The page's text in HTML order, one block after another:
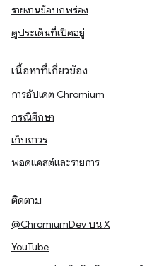
รายงานข้อบกพร่อง
ดูประเด็นที่เปิดอยู่
เนื้อหาที่เกี่ยวข้อง
การอัปเดต Chromium
กรณีศึกษา
เก็บถาวร
พอดแคสต์และรายการ
ติดตาม
@ChromiumDev บน X
YouTube